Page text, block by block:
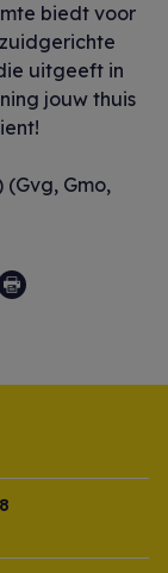
biedt voor
uitgeeft in
jouw thuis
Gmo,